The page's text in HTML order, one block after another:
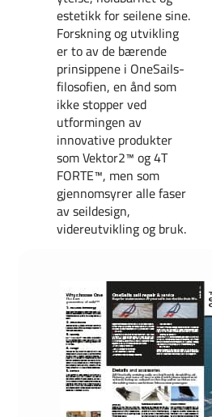
estetikk for seilene sine.
Forskning og utvikling
er to av de bærende
prinsippene i OneSails-
filosofien, en ånd som
ikke stopper ved
utformingen av
innovative produkter
som Vektor2™ og 4T
FORTE™, men som
gjennomsyrer alle faser
av seildesign,
videreutvikling og bruk.